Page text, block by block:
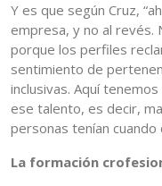
Y es que según Cruz,
empresa, y no al revés.
porque los perfiles
sentimiento de
inclusivas. Aquí
ese talento, es decir,
personas tenían cuando
La formación